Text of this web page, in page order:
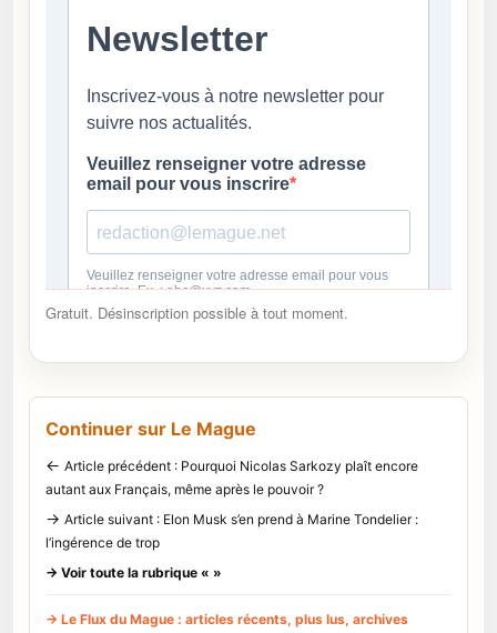
Gratuit. Désinscription possible à tout moment.
Continuer sur Le Mague
← Article précédent : Pourquoi Nicolas Sarkozy plaît encore
autant aux Français, même après le pouvoir ?
→ Article suivant : Elon Musk s’en prend à Marine Tondelier :
l’ingérence de trop
→ Voir toute la rubrique « »
→ Le Flux du Mague : articles récents, plus lus, archives